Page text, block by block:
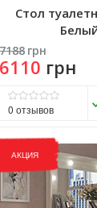
Стол
грн
6110 грн
0 отзывов
ART IN HEAD
ДСП
АКЦИЯ